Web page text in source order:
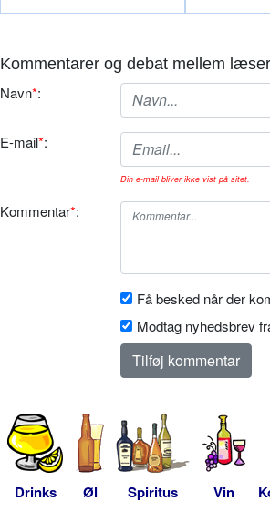
Kommentarer og debat mellem
Navn*:
E-mail*:
Din e-mail bliver ikke vist på sitet.
Kommentar*:
Få besked når der
Modtag nyhedsbrev
Drinks Øl Spiritus Vin